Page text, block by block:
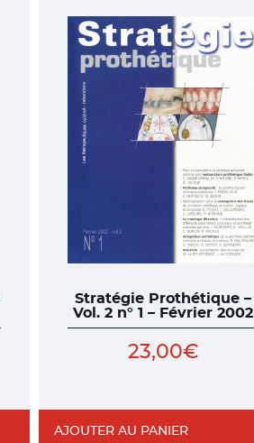
Stratégie Prothétique –
Vol. 2 n° 1 – Février 2002
23,00€
AJOUTER AU PANIER